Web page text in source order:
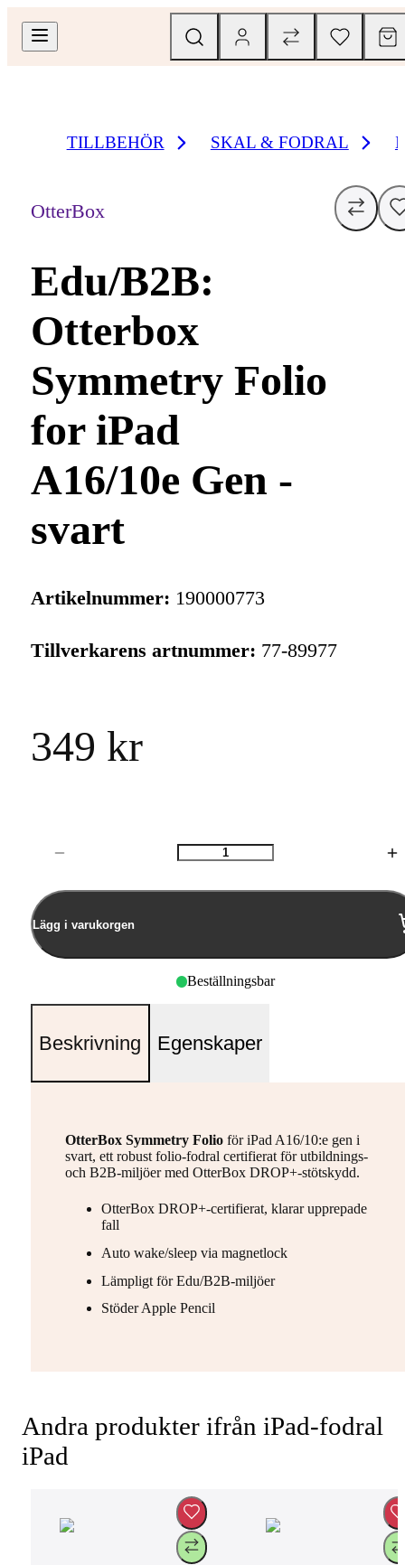
TILLBEHÖR SKAL & FODRAL
OtterBox
Edu/B2B:
Otterbox
Symmetry Folio
for iPad
A16/10e Gen -
svart
Artikelnummer: 190000773
Tillverkarens artnummer: 77-89977
349 kr
Antal
Lägg i varukorgen
Beställningsbar
Beskrivning Egenskaper
OtterBox Symmetry Folioför iPad A16/10:e gen i
svart, ett robust folio-fodral certifierat för utbildnings-
och B2B-miljöer med OtterBox DROP+-stötskydd.
OtterBox DROP+-certifierat, klarar upprepade
fall
Auto wake/sleep via magnetlock
Lämpligt för Edu/B2B-miljöer
Stöder Apple Pencil
Andra produkter ifrån iPad-fodral
iPad